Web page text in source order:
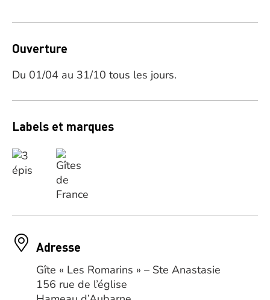
Ouverture
Du 01/04 au 31/10 tous les jours.
Labels et marques
Adresse
Gîte « Les Romarins » – Ste Anastasie
156 rue de l’église